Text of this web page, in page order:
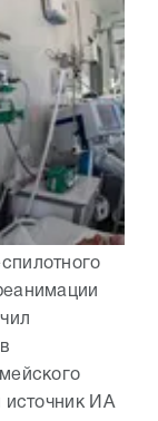
источник ИА